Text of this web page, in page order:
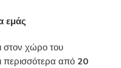
εμάς
στον χώρο του
περισσότερα από 20